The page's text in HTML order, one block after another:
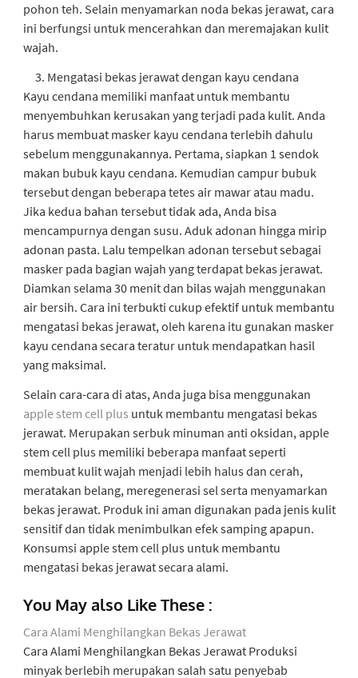
pohon teh. Selain menyamarkan noda bekas jerawat, cara
ini berfungsi untuk mencerahkan dan meremajakan kulit
wajah.
Mengatasi bekas jerawat dengan kayu cendana
Kayu cendana memiliki manfaat untuk membantu
menyembuhkan kerusakan yang terjadi pada kulit. Anda
harus membuat masker kayu cendana terlebih dahulu
sebelum menggunakannya. Pertama, siapkan 1 sendok
makan bubuk kayu cendana. Kemudian campur bubuk
tersebut dengan beberapa tetes air mawar atau madu.
Jika kedua bahan tersebut tidak ada, Anda bisa
mencampurnya dengan susu. Aduk adonan hingga mirip
adonan pasta. Lalu tempelkan adonan tersebut sebagai
masker pada bagian wajah yang terdapat bekas jerawat.
Diamkan selama 30 menit dan bilas wajah menggunakan
air bersih. Cara ini terbukti cukup efektif untuk membantu
mengatasi bekas jerawat, oleh karena itu gunakan masker
kayu cendana secara teratur untuk mendapatkan hasil
yang maksimal.
Selain cara-cara di atas, Anda juga bisa menggunakan
apple stem cell plus untuk membantu mengatasi bekas
jerawat. Merupakan serbuk minuman anti oksidan, apple
stem cell plus memiliki beberapa manfaat seperti
membuat kulit wajah menjadi lebih halus dan cerah,
meratakan belang, meregenerasi sel serta menyamarkan
bekas jerawat. Produk ini aman digunakan pada jenis kulit
sensitif dan tidak menimbulkan efek samping apapun.
Konsumsi apple stem cell plus untuk membantu
mengatasi bekas jerawat secara alami.
You May also Like These :
Cara Alami Menghilangkan Bekas Jerawat
Cara Alami Menghilangkan Bekas Jerawat Produksi
minyak berlebih merupakan salah satu penyebab